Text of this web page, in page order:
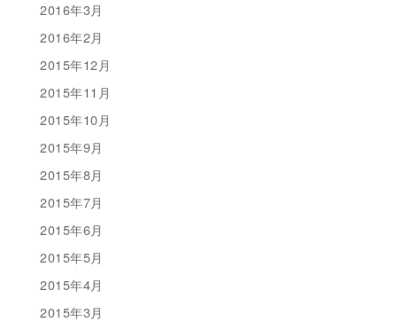
2016年3月
2016年2月
2015年12月
2015年11月
2015年10月
2015年9月
2015年8月
2015年7月
2015年6月
2015年5月
2015年4月
2015年3月